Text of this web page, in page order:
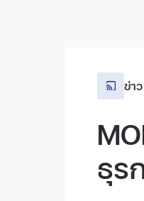
ข่าว
ธุร